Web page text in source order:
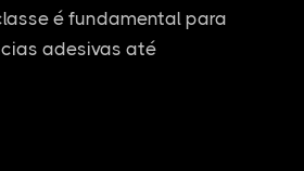
é fundamental para
adesivas até